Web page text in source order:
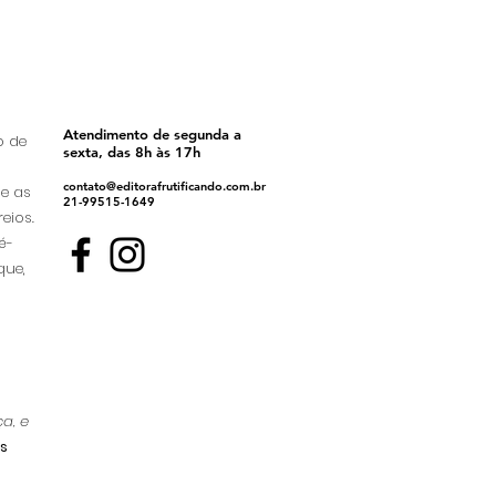
de
as
e
Atendimento de segunda a
sexta, das 8h às 17h
contato@editorafrutificando.com.br
21-99515-1649